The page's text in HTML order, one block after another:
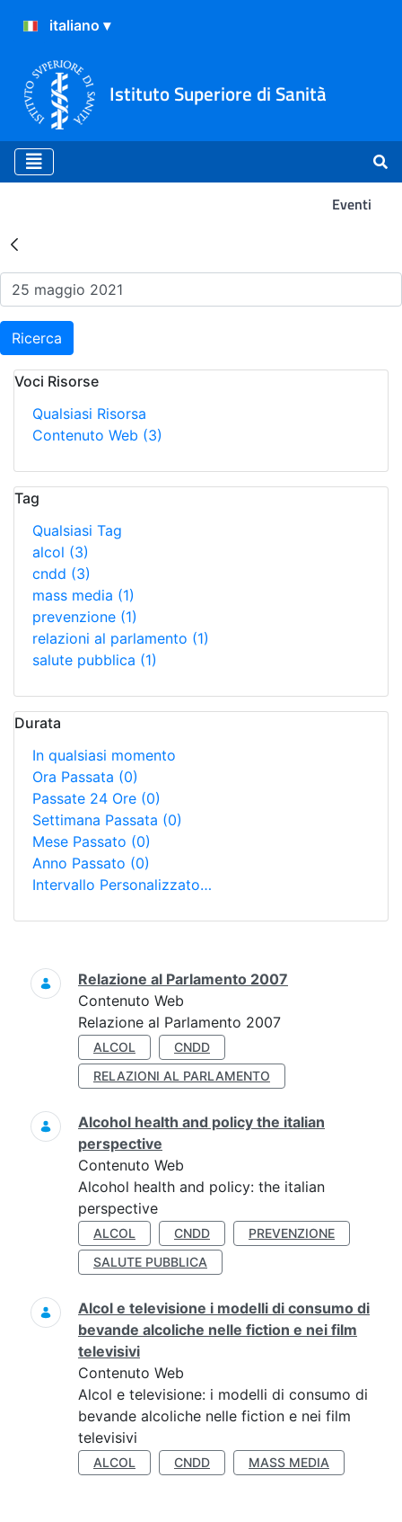
Istituto Superiore di Sanità
Eventi
Risultati della Ricerca -
Ricerca
Voci Risorse
Qualsiasi Risorsa
Contenuto Web (3)
Tag
Qualsiasi Tag
alcol (3)
cndd (3)
mass media (1)
prevenzione (1)
relazioni al parlamento (1)
salute pubblica (1)
Durata
In qualsiasi momento
Ora Passata (0)
Passate 24 Ore (0)
Settimana Passata (0)
Mese Passato (0)
Anno Passato (0)
Intervallo Personalizzato…
Ricerca
Relazione al Parlamento 2007
Contenuto Web
Relazione al Parlamento 2007
ALCOL
CNDD
RELAZIONI AL PARLAMENTO
Alcohol health and policy the italian
perspective
Contenuto Web
Alcohol health and policy: the italian
perspective
ALCOL CNDD
PREVENZIONE
SALUTE PUBBLICA
Alcol e televisione i modelli di consumo di
bevande alcoliche nelle fiction e nei film
televisivi
Contenuto Web
Alcol e televisione: i modelli di consumo di
bevande alcoliche nelle fiction e nei film
televisivi
ALCOL CNDD MASS MEDIA